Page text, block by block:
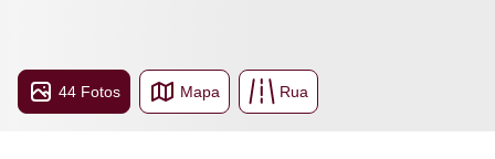
44 Fotos Mapa Rua